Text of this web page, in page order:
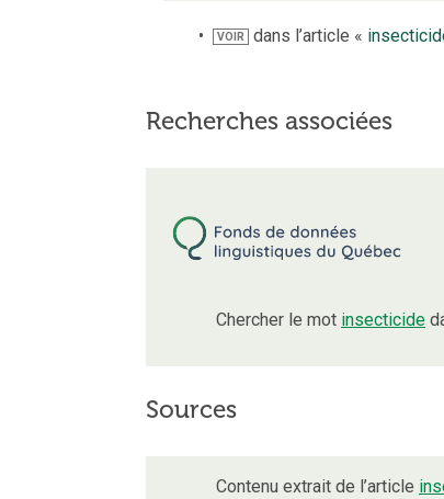
VOIR dans l’article «
Recherches associées
Chercher le mot insecticide
Sources
Contenu extrait de l’article